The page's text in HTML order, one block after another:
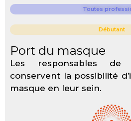
Toutes
Débutant
Port du masque
Les responsables
conservent la possibilité
masque en leur sein.